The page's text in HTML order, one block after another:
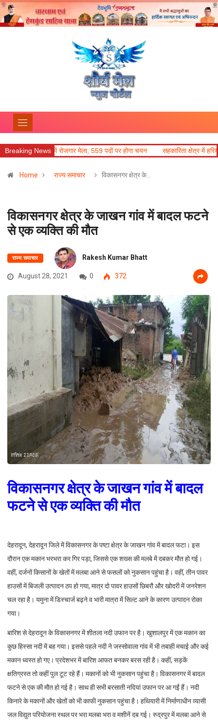
Breaking News
रोजगार मेला, 559 पदों पर होगा चयन सहकारिता क्षेत्र में हरियाणा के नवाचार
Home राज्य समाचार विकासनगर क्षेत्र के…
विकासनगर क्षेत्र के जाखन गांव में बादल फटने
से एक व्यक्ति की मौत
राज्य समाचार Rakesh Kumar Bhatt
August 28, 2021 0 372
विकासनगर क्षेत्र के जाखन गांव में बादल
फटने से एक व्यक्ति की मौत
देहरादून, देहरादून जिले में विकासनगर के पष्टा क्षेत्र के जाखन गांव में बादल फटा। इस
दौरान एक मकान भरभरा कर गिर पड़ा, जिससे एक शख्स की मलबे में दबकर मौत हो गई।
वहीं, दर्जनों किसानों के खेतों में मलबा आने से फसलों को नुकसान पहुंचा है। वहीं, तीन पावर
हाउसों में बिजली उत्पादन ठप हो गया, मात्र दो पावर हाउसों छिबरौ और खोदरी में जनरेशन
चल रहा है। यमुना में डिस्चार्ज बढ़ने व भारी मात्रा में सिल्ट आने के कारण उत्पादन रोका
गया।
बारिश से देहरादून के विकासनगर में शीतला नदी उफान पर है। खुशालपुर में एक मकान का
कुछ हिस्सा नदी में बह गया। इससे पहले नदी ने जस्सोवाला गांव में भी तबाही मचाई और कई
मकान ध्वस्त हो गए। प्रदेशभर में बारिश आफत बनकर बरस रही है। कहीं, सड़कें
क्षतिग्रस्त तो कहीं पुल टूट रहे हैं। मकानों को भी नुकसान पहुंचा है। विकासनगर में बादल
फटने से एक की मौत हो गई है। साथ ही सभी बरसाती नदियां उफान पर आ गईं हैं। नदी
किनारे के मकानों और खेतों को भी काफी नुकसान पहुंचा है। हथियारी में निर्माणाधीन व्यासी
जल विद्युत परियोजना स्थल पर भरा मलबा भरा व मशीनें दब गई। रुद्रपुर में मलबा आने से